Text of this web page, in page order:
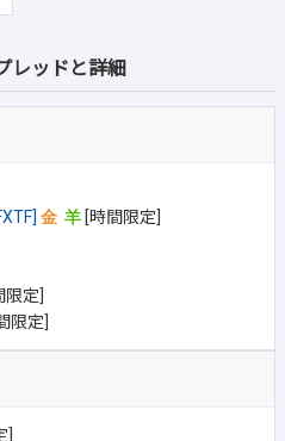
レッドと詳細
[時間限定]
限定]
限定]